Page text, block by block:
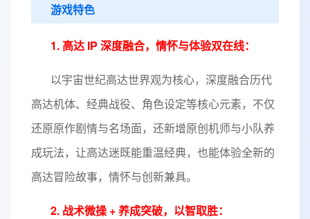
游戏特色
1. 高达 IP 深度融合，情怀与体验双在线：
以宇宙世纪高达世界观为核心，深度融合历代
高达机体、经典战役、角色设定等核心元素，不仅
还原原作剧情与名场面，还新增原创机师与小队养
成玩法，让高达迷既能重温经典，也能体验全新的
高达冒险故事，情怀与创新兼具。
2. 战术微操 + 养成突破，以智取胜：